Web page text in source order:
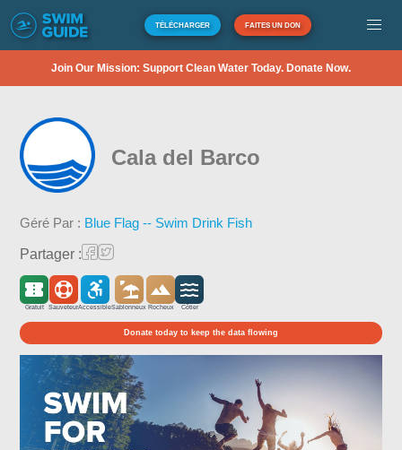
TÉLÉCHARGER FAITES UN DON
Join Our Mission: Support Clean Water Today. Donate Now.
Cala del Barco
Géré Par : Blue Flag -- Swim Drink Fish
Partager :
Gratuit SauveteurAccessibleSablonneux Rocheux Côtier
Donate today to keep the data flowing